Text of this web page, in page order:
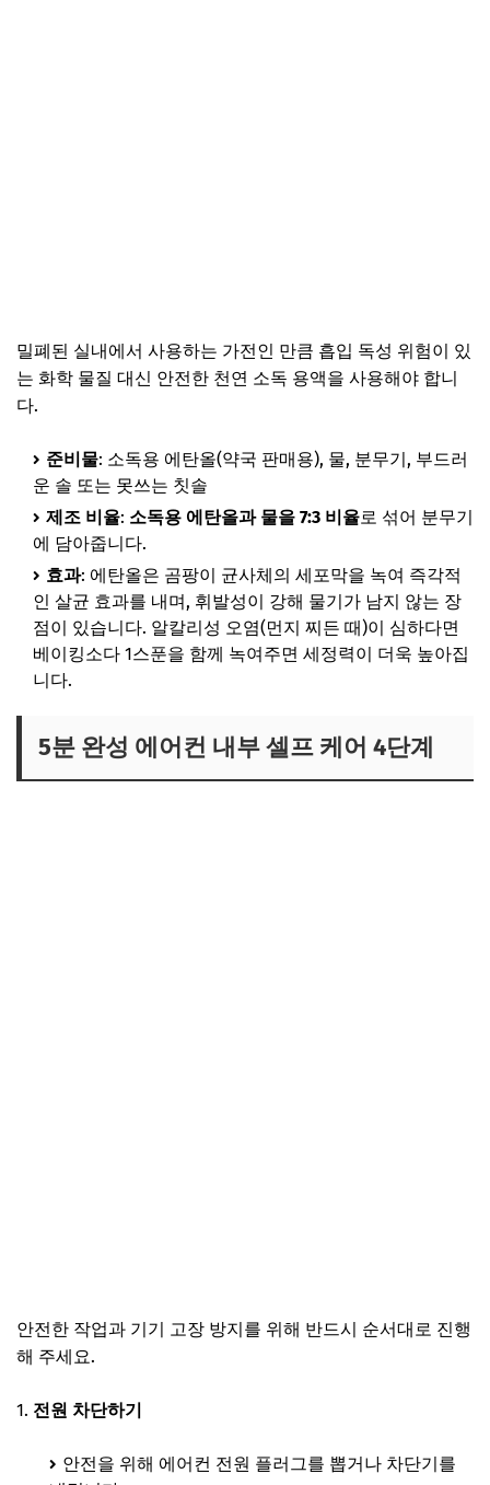
밀폐된 실내에서 사용하는 가전인 만큼 흡입 독성 위험이 있
는 화학 물질 대신 안전한 천연 소독 용액을 사용해야 합니
다.
준비물: 소독용 에탄올(약국 판매용), 물, 분무기, 부드러
운 솔 또는 못쓰는 칫솔
제조 비율: 소독용 에탄올과 물을 7:3 비율로 섞어 분무기
에 담아줍니다.
효과: 에탄올은 곰팡이 균사체의 세포막을 녹여 즉각적
인 살균 효과를 내며, 휘발성이 강해 물기가 남지 않는 장
점이 있습니다. 알칼리성 오염(먼지 찌든 때)이 심하다면
베이킹소다 1스푼을 함께 녹여주면 세정력이 더욱 높아집
니다.
5분 완성 에어컨 내부 셀프 케어 4단계
안전한 작업과 기기 고장 방지를 위해 반드시 순서대로 진행
해 주세요.
전원 차단하기
안전을 위해 에어컨 전원 플러그를 뽑거나 차단기를